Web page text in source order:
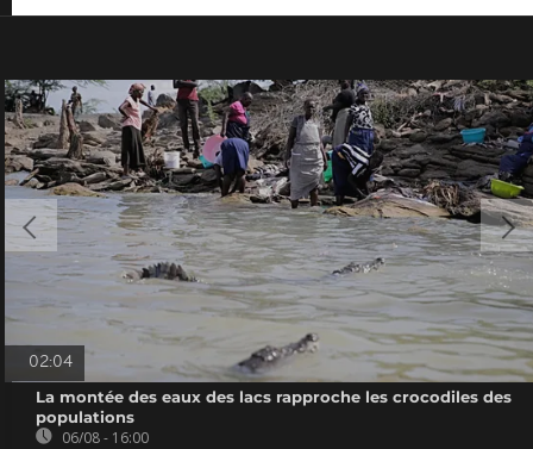
02:04
La montée des eaux des lacs rapproche les crocodiles des
populations
06/08 - 16:00